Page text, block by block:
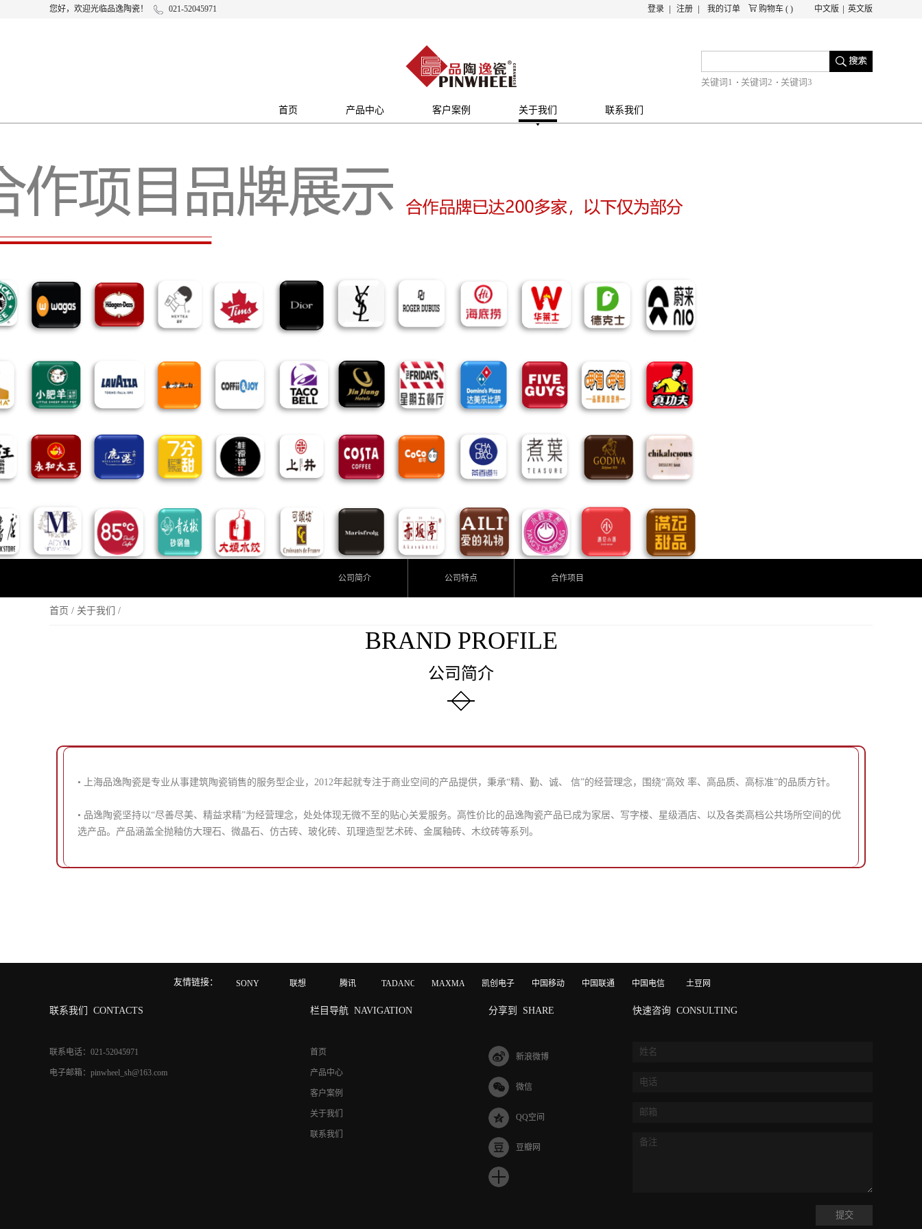
您好，欢迎光临品逸陶瓷！ 021-52045971 中文版 英文版
购物车 ( )
我的订单
登录 注册
关键词1 关键词2 关键词3
首页 产品中心 客户案例 关于我们 联系我们
公司简介 公司特点 合作项目
首页 / 关于我们 /
BRAND PROFILE
公司简介
• 上海品逸陶瓷是专业从事建筑陶瓷销售的服务型企业，2012年起就专注于商业空间的产品提供，秉承“精、勤、诚、 信”的经营理念，围绕“高效 率、高品质、高标准”的品质方针。
• 品逸陶瓷坚持以“尽善尽美、精益求精”为经营理念，处处体现无微不至的贴心关爱服务。高性价比的品逸陶瓷产品已成为家居、写字楼、星级酒店、以及各类高档公共场所空间的优
选产品。产品涵盖全抛釉仿大理石、微晶石、仿古砖、玻化砖、玑理造型艺术砖、金属釉砖、木纹砖等系列。
友情链接： SONY 联想 腾讯 TADANO MAXMAGIC 凯创电子 中国移动 中国联通 中国电信 土豆网
联系我们 CONTACTS
联系电话：021-52045971
电子邮箱：pinwheel_sh@163.com
栏目导航 NAVIGATION
首页
产品中心
客户案例
关于我们
联系我们
分享到 SHARE
新浪微博
微信
QQ空间
豆瓣网
快速咨询 CONSULTING